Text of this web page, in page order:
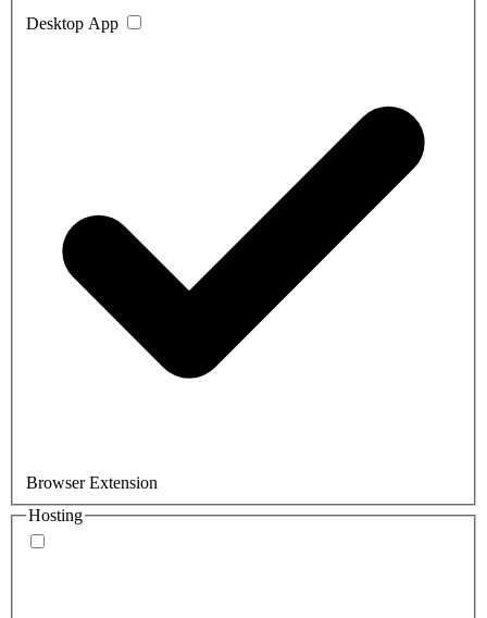
Desktop App
Browser Extension
Hosting